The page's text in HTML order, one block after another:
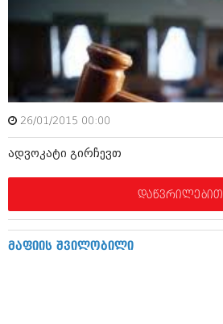
იანვარი 2012 (322)
ნოემბერი 2011 (471)
ოქტომბერი 2011 (754)
სექტემბერი 2011 (407)
აგვისტო 2011 (249)
ივლისი 2011 (400)
ივნისი 2011 (438)
მაისი 2011 (415)
აპრილი 2011 (294)
იანვარი 2011 (647)
(157)
დეკემბერი 2010 (881)
ნოემბერი 2010 (422)
26/01/2015 00:00
ადვოკატი გირჩევთ
დაწვრილებით
მაფიის შვილობილი